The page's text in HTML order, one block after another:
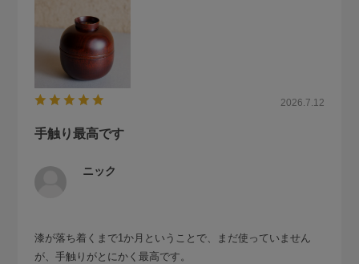
2026.7.12
手触り最高です
ニック
漆が落ち着くまで1か月ということで、まだ使っていません
が、手触りがとにかく最高です。